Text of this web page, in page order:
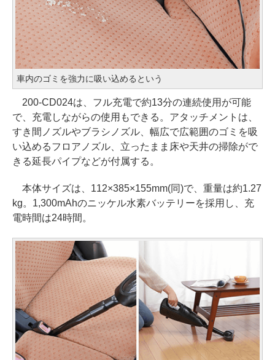
車内のゴミを強力に吸い込めるという
200-CD024は、フル充電で約13分の連続使用が可能
で、充電しながらの使用もできる。アタッチメントは、
すき間ノズルやブラシノズル、幅広で広範囲のゴミを吸
い込めるフロアノズル、立ったまま床や天井の掃除がで
きる延長パイプなどが付属する。
本体サイズは、112×385×155mm(同)で、重量は約1.27
kg。1,300mAhのニッケル水素バッテリーを採用し、充
電時間は24時間。